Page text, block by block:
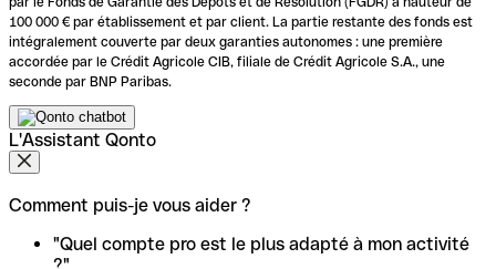
100 000 € par établissement et par client. La partie restante des fonds est
intégralement couverte par deux garanties autonomes : une première
accordée par le Crédit Agricole CIB, filiale de Crédit Agricole S.A., une
seconde par BNP Paribas.
L'Assistant Qonto
Comment puis-je vous aider ?
"Quel compte pro est le plus adapté à mon activité